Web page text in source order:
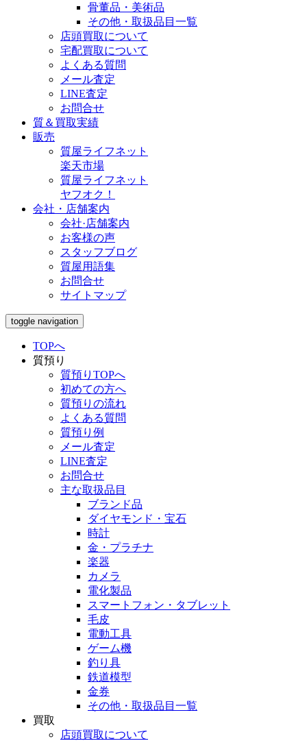
骨董品・美術品
その他・取扱品目一覧
店頭買取について
宅配買取について
よくある質問
メール査定
LINE査定
お問合せ
質＆買取実績
販売
質屋ライフネット
楽天市場
質屋ライフネット
ヤフオク！
会社・店舗案内
会社·店舗案内
お客様の声
スタッフブログ
質屋用語集
お問合せ
サイトマップ
toggle navigation
TOPへ
質預り
質預りTOPへ
初めての方へ
質預りの流れ
よくある質問
質預り例
メール査定
LINE査定
お問合せ
主な取扱品目
ブランド品
ダイヤモンド・宝石
時計
金・プラチナ
楽器
カメラ
電化製品
スマートフォン・タブレット
毛皮
電動工具
ゲーム機
釣り具
鉄道模型
金券
その他・取扱品目一覧
買取
店頭買取について